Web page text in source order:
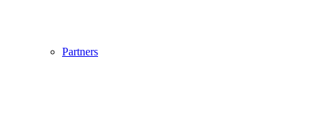
Partners